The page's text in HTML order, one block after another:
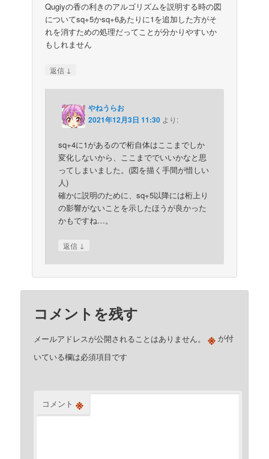
Qugiyの香の利きのアルゴリズムを説明する時の図
についてsq+5かsq+6あたりに1を追加した方がそ
れを消すための処理だってことが分かりやすいか
もしれません
返信 ↓
やねうらお
2021年12月3日 11:30 より:
sq+4に1があるので桁自体はここまでしか
変化しないから、ここまででいいかなと思
ってしまいました。(図を描く手間が惜しい
人)
確かに説明のために、sq+5以降には桁上り
の影響がないことを示したほうが良かった
かもですね…。
返信 ↓
コメントを残す
メールアドレスが公開されることはありません。 ※ が付
いている欄は必須項目です
コメント ※